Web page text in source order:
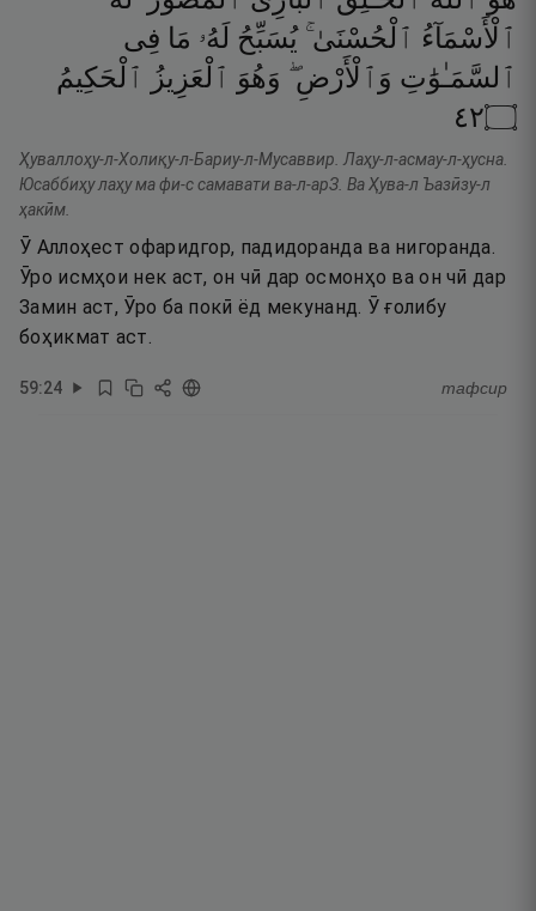
ٱلْأَسْمَآءُ ٱلْحُسْنَىٰ ۚ يُسَبِّحُ لَهُۥ مَا فِى
ٱلسَّمَـٰوَٰتِ وَٱلْأَرْضِ ۖ وَهُوَ ٱلْعَزِيزُ ٱلْحَكِيمُ
۝٢٤
Ҳуваллоҳу-л-Холиқу-л-Бариу-л-Мусаввир. Лаҳу-л-асмау-л-ҳусна.
Юсаббиҳу лаҳу ма фи-с самавати ва-л-арЗ. Ва Ҳува-л Ъазӣзу-л
ҳакӣм.
Ӯ Аллоҳест офаридгор, падидоранда ва нигоранда.
Ӯро исмҳои нек аст, он чӣ дар осмонҳо ва он чӣ дар
Замин аст, Ӯро ба покӣ ёд мекунанд. Ӯ ғолибу
боҳикмат аст.
59:24 тафсир